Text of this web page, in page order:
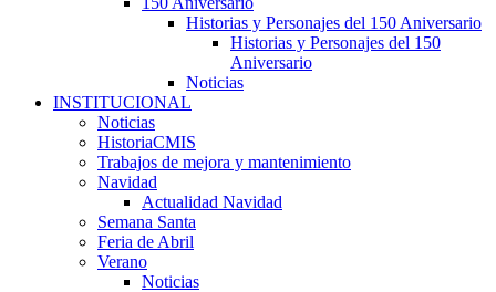
Historias y Personajes del 150 Aniversario
Historias y Personajes del 150
Aniversario
Noticias
INSTITUCIONAL
Noticias
HistoriaCMIS
Trabajos de mejora y mantenimiento
Navidad
Actualidad Navidad
Semana Santa
Feria de Abril
Verano
Noticias